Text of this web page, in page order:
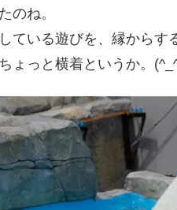
のね。
ている遊びを、縁からす
ょっと横着というか。